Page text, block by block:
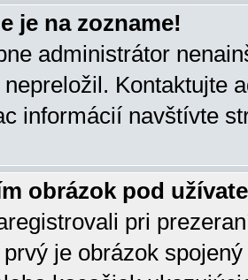
je na zozname!
administrátor
Kontaktujte
informácií navštívte
obrázok pod
pri
je obrázok